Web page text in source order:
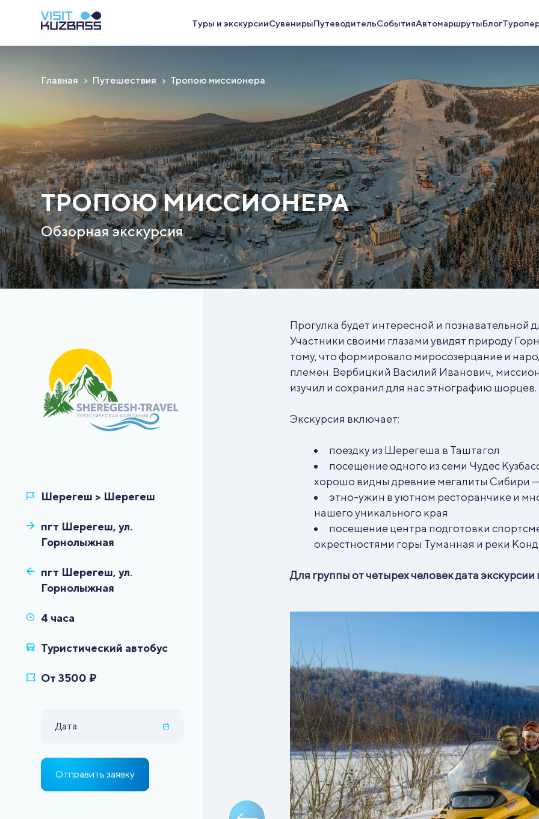
Туры и экскурсииСувенирыПутеводительСобытияАвтомаршрутыБлог
Главная Путешествия Тропою миссионера
ТРОПОЮ МИССИОНЕРА
Обзорная экскурсия
пгт Шерегеш, ул.
пгт Шерегеш, ул.
Дата
Отправить заявку
Прогулка будет интересной и познавательной
Участники своими глазами увидят природу
тому, что формировало миросозерцание и
племен. Вербицкий Василий Иванович,
изучил и сохранил для нас этнографию шорцев.
Экскурсия включает:
поездку из Шерегеша в Таштагол
посещение одного из семи Чудес
хорошо видны древние мегалиты Сибири
этно-ужин в уютном ресторанчике и
нашего уникального края
посещение центра подготовки
окрестностями горы Туманная и реки
Для группы от четырех человек дата